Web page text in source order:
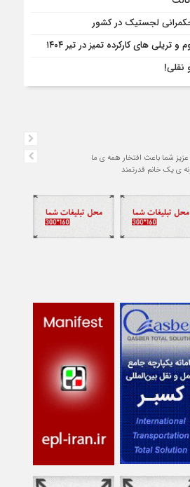
لجستیک در کشور
های کارکرده تمیز در تیر ۱۴۰۴
نقلی!
شما باعث افتخار همه ی ما
ی یک خانم قدرتمند